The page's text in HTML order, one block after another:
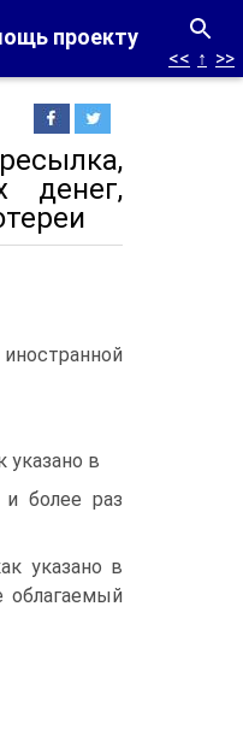
проекту
<< ↑ >>
денег,
указано в
более раз
указано в
облагаемый